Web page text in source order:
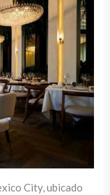
City, ubicado